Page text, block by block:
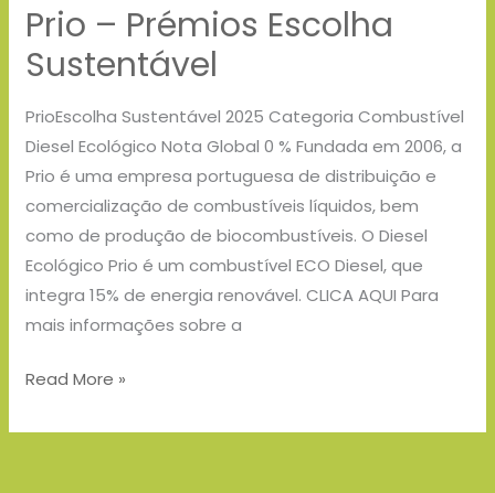
Prio – Prémios Escolha
Sustentável
PrioEscolha Sustentável 2025 Categoria Combustível
Diesel Ecológico Nota Global 0 % Fundada em 2006, a
Prio é uma empresa portuguesa de distribuição e
comercialização de combustíveis líquidos, bem
como de produção de biocombustíveis. O Diesel
Ecológico Prio é um combustível ECO Diesel, que
integra 15% de energia renovável. CLICA AQUI Para
mais informações sobre a
Read More »